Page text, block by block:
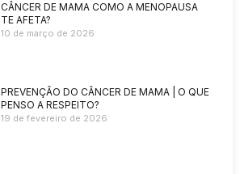
CÂNCER DE MAMA COMO A MENOPAUSA
TE AFETA?
10 de março de 2026
PREVENÇÃO DO CÂNCER DE MAMA | O QUE
PENSO A RESPEITO?
19 de fevereiro de 2026